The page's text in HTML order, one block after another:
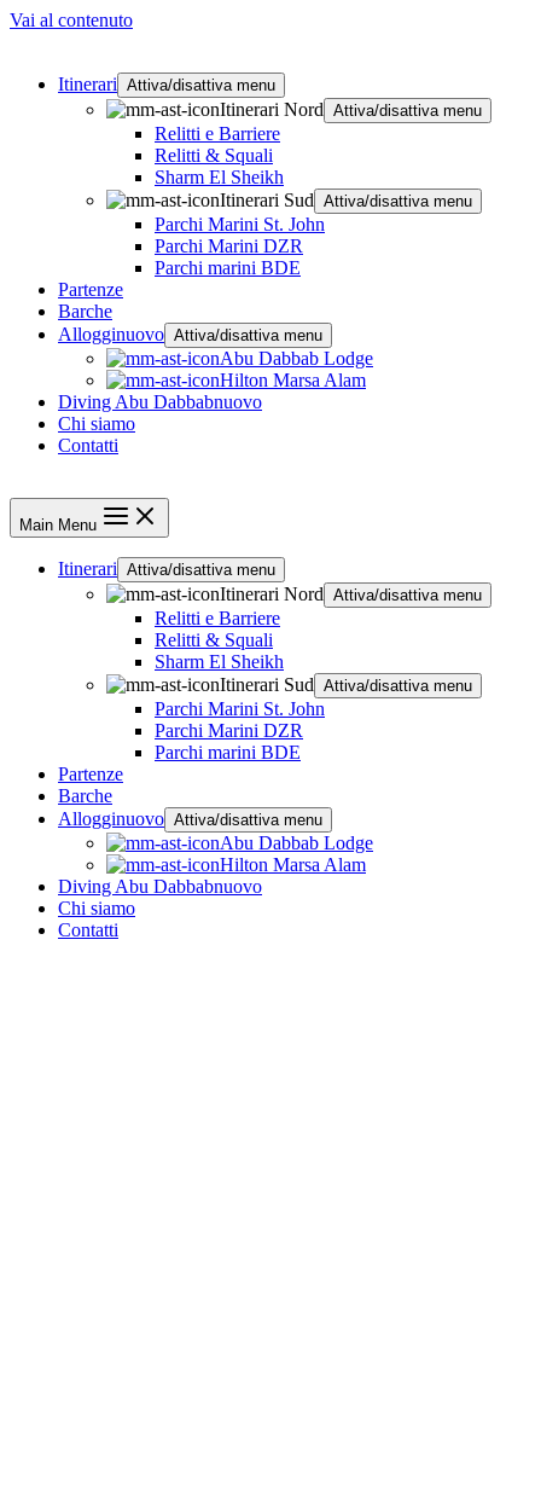
Vai al contenuto
Itinerari Attiva/disattiva menu
Itinerari Nord Attiva/disattiva menu
Relitti e Barriere
Relitti & Squali
Sharm El Sheikh
Itinerari Sud Attiva/disattiva menu
Parchi Marini St. John
Parchi Marini DZR
Parchi marini BDE
Partenze
Barche
Allogginuovo Attiva/disattiva menu
Abu Dabbab Lodge
Hilton Marsa Alam
Diving Abu Dabbabnuovo
Chi siamo
Contatti
Main Menu
Itinerari Attiva/disattiva menu
Itinerari Nord Attiva/disattiva menu
Relitti e Barriere
Relitti & Squali
Sharm El Sheikh
Itinerari Sud Attiva/disattiva menu
Parchi Marini St. John
Parchi Marini DZR
Parchi marini BDE
Partenze
Barche
Allogginuovo Attiva/disattiva menu
Abu Dabbab Lodge
Hilton Marsa Alam
Diving Abu Dabbabnuovo
Chi siamo
Contatti